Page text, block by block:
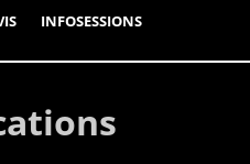
INFOSESSIONS